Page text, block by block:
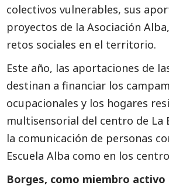
colectivos vulnerables, sus
proyectos de la Asociación
retos sociales en el territorio.
Este año, las aportaciones de
destinan a financiar los
ocupacionales y los hogares
multisensorial del centro de La
la comunicación de personas
Escuela Alba como en los
Borges, como miembro